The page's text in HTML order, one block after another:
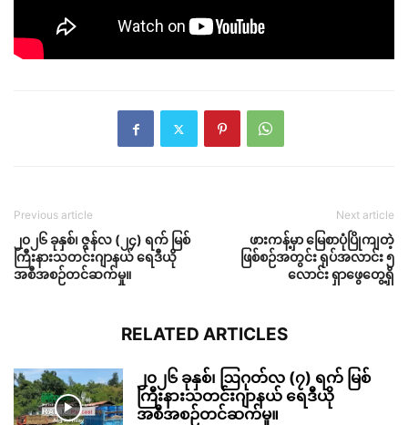
Previous article
၂၀၂၆ ခုနှစ်၊ ဇွန်လ (၂၄) ရက် မြစ်
ကြီးနားသတင်းဂျာနယ် ရေဒီယို
အစီအစဉ်တင်ဆက်မှု။
Next article
ဖားကန့်မှာ မြေစာပုံပြိုကျတဲ့
ဖြစ်စဉ်အတွင်း ရုပ်အလာင်း ၅
လောင်း ရှာဖွေတွေ့ရှိ
RELATED ARTICLES
၂၀၂၆ ခုနှစ်၊ ဩဂုတ်လ (၇) ရက် မြစ်
ကြီးနားသတင်းဂျာနယ် ရေဒီယို
အစီအစဉ်တင်ဆက်မှု။